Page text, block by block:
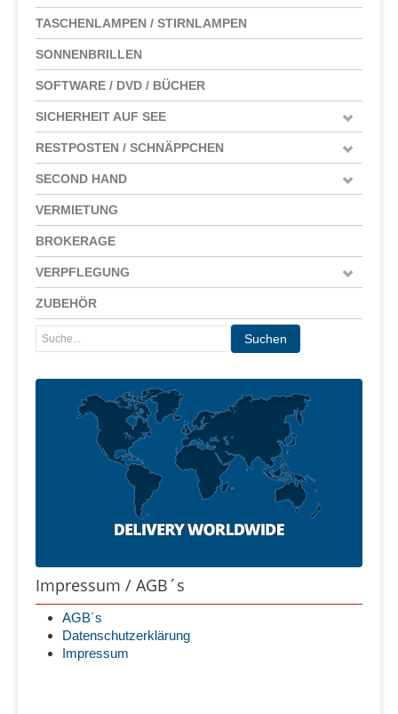
TASCHENLAMPEN / STIRNLAMPEN
SONNENBRILLEN
SOFTWARE / DVD / BÜCHER
SICHERHEIT AUF SEE
RESTPOSTEN / SCHNÄPPCHEN
SECOND HAND
VERMIETUNG
BROKERAGE
VERPFLEGUNG
ZUBEHÖR
Impressum / AGB´s
AGB´s
Datenschutzerklärung
Impressum